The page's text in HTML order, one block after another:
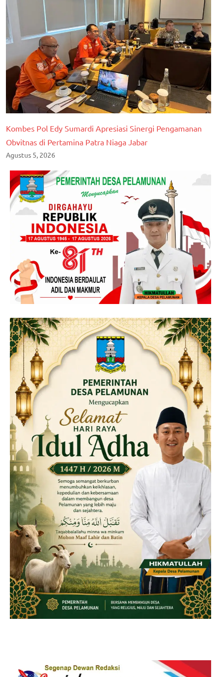
Kombes Pol Edy Sumardi Apresiasi Sinergi Pengamanan
Obvitnas di Pertamina Patra Niaga Jabar
Agustus 5, 2026